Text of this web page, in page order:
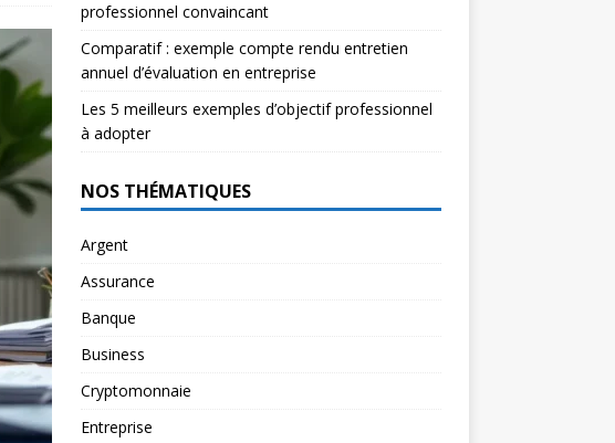
professionnel convaincant
Comparatif : exemple compte rendu entretien
annuel d’évaluation en entreprise
Les 5 meilleurs exemples d’objectif professionnel
à adopter
NOS THÉMATIQUES
Argent
Assurance
Banque
Business
Cryptomonnaie
Entreprise